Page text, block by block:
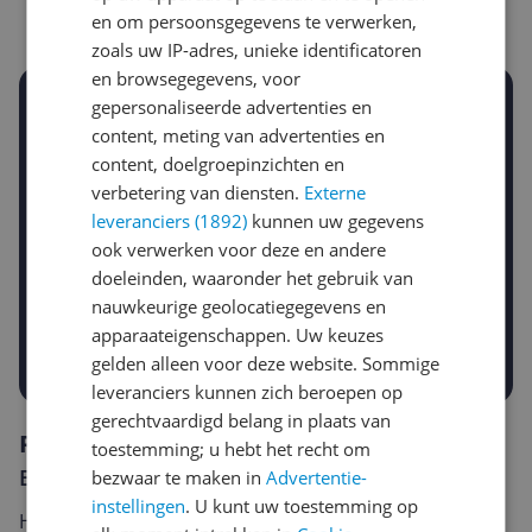
Stel een alert in en mis geen prijsdaling
Krijg een seintje zodra de prijs zakt
Jouw e-mailadres
Gewenste daling of bedrag
-10% -15%
Gewenste prijs
€
Prijsalert aanzetten
Reviews
Er zijn nog geen reviews geschreven
Heb jij dit product in bezit en wil je graag je mening
en om persoonsgegevens te verwerken,
zoals uw IP-adres, unieke identificatoren
en browsegegevens, voor
gepersonaliseerde advertenties en
content, meting van advertenties en
content, doelgroepinzichten en
verbetering van diensten. Externe
leveranciers (1892) kunnen uw gegevens
ook verwerken voor deze en andere
doeleinden, waaronder het gebruik van
nauwkeurige geolocatiegegevens en
apparaateigenschappen. Uw keuzes
gelden alleen voor deze website. Sommige
leveranciers kunnen zich beroepen op
gerechtvaardigd belang in plaats van
toestemming; u hebt het recht om
bezwaar te maken inAdvertentie-
instellingen. U kunt uw toestemming op